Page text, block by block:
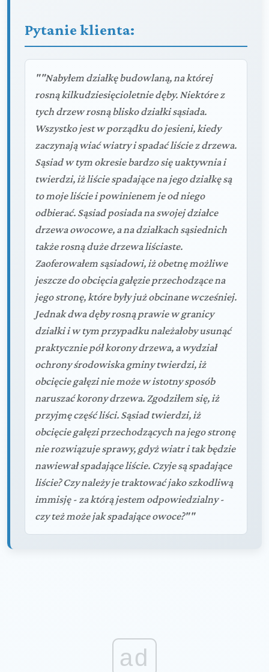
Pytanie klienta:
""Nabyłem działkę budowlaną, na której
rosną kilkudziesięcioletnie dęby. Niektóre z
tych drzew rosną blisko działki sąsiada.
Wszystko jest w porządku do jesieni, kiedy
zaczynają wiać wiatry i spadać liście z drzewa.
Sąsiad w tym okresie bardzo się uaktywnia i
twierdzi, iż liście spadające na jego działkę są
to moje liście i powinienem je od niego
odbierać. Sąsiad posiada na swojej działce
drzewa owocowe, a na działkach sąsiednich
także rosną duże drzewa liściaste.
Zaoferowałem sąsiadowi, iż obetnę możliwe
jeszcze do obcięcia gałęzie przechodzące na
jego stronę, które były już obcinane wcześniej.
Jednak dwa dęby rosną prawie w granicy
działki i w tym przypadku należałoby usunąć
praktycznie pół korony drzewa, a wydział
ochrony środowiska gminy twierdzi, iż
obcięcie gałęzi nie może w istotny sposób
naruszać korony drzewa. Zgodziłem się, iż
przyjmę część liści. Sąsiad twierdzi, iż
obcięcie gałęzi przechodzących na jego stronę
nie rozwiązuje sprawy, gdyż wiatr i tak będzie
nawiewał spadające liście. Czyje są spadające
liście? Czy należy je traktować jako szkodliwą
immisję - za którą jestem odpowiedzialny -
czy też może jak spadające owoce?""
ad